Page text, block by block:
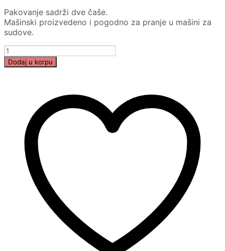
Pakovanje sadrži dve čaše.
Mašinski proizvedeno i pogodno za pranje u mašini za
sudove.
RIEDEL
PERFORMANCE
CHAMPAGNE
Dodaj u korpu